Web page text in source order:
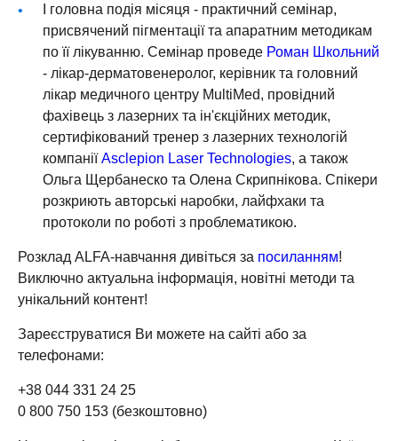
І головна подія місяця - практичний семінар,
присвячений пігментації та апаратним методикам
по її лікуванню. Семінар проведе Роман Школьний
- лікар-дерматовенеролог, керівник та головний
лікар медичного центру MultiMed, провідний
фахівець з лазерних та ін'єкційних методик,
сертифікований тренер з лазерних технологій
компаніїAsclepion Laser Technologies, а також
Ольга Щербанеско та Олена Скрипнікова. Спікери
розкриють авторські наробки, лайфхаки та
протоколи по роботі з проблематикою.
Розклад ALFA-навчання дивіться за посиланням!
Виключно актуальна інформація, новітні методи та
унікальний контент!
Зареєструватися Ви можете на сайті або за
телефонами:
+38 044 331 24 25
0 800 750 153 (безкоштовно)